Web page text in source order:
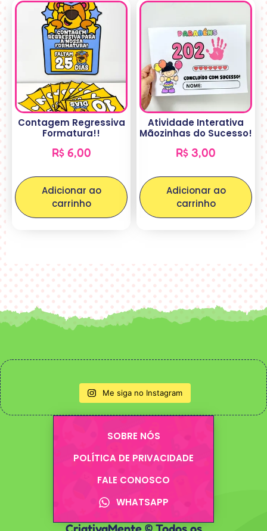
Contagem Regressiva
Formatura!!
R$6,00
Adicionar ao
carrinho
Atividade Interativa
Mãozinhas do Sucesso!
R$ 3,00
Adicionar ao
carrinho
Me siga no Instagram
SOBRE NÓS
POLÍTICA DE PRIVACIDADE
FALE CONOSCO
WHATSAPP